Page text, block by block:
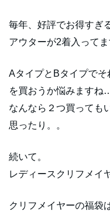
毎年、好評でお得すぎ
アウターが2着入ってま
AタイプとBタイプで
を買おうか悩みますね
なんなら２つ買っても
思ったり。。
続いて。
レディースクリフメイ
クリフメイヤーの福袋